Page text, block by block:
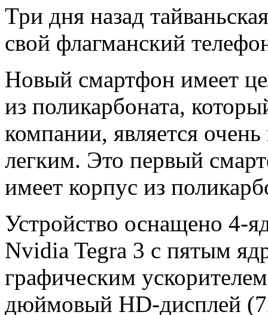
Три дня назад
свой флагманский
Новый смартфон имеет
из поликарбоната,
компании, является
легким. Это первый
имеет корпус из
Устройство оснащено 4-
Nvidia Tegra 3 с пятым
графическим
дюймовый HD-дисплей